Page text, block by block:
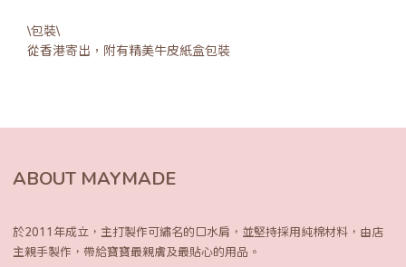
\包裝\
從香港寄出，附有精美牛皮紙盒包裝
ABOUT MAYMADE
於2011年成立，主打製作可繡名的口水肩， 並堅持採用純棉材料，由店
主親手製作， 帶給寶寶最親膚及最貼心的用品。